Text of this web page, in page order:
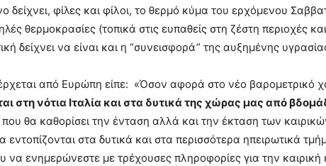
δείχνει, φίλες και φίλοι, το θερμό κύμα του ερχόμενου
θερμοκρασίες (τοπικά στις ευπαθείς στη ζέστη περιοχές
δείχνει να είναι και η “συνεισφορά” της αυξημένης
από Ευρώπη είπε: «Όσον αφορά στο νέο βαρομετρικό
στη νότια Ιταλία και στα δυτικά της χώρας μας από
που θα καθορίσει την ένταση αλλά και την έκταση των
εντοπίζονται στα δυτικά και στα περισσότερα ηπειρωτικά
να ενημερώνεστε με τρέχουσες πληροφορίες για την καιρική